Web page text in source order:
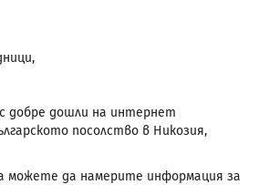
добре дошли на интернет
посолство в Никозия,
можете да намерите информация за